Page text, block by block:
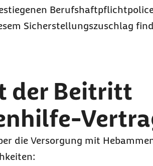
Sicherstellungszuschlag
der Beitritt
die Versorgung mit